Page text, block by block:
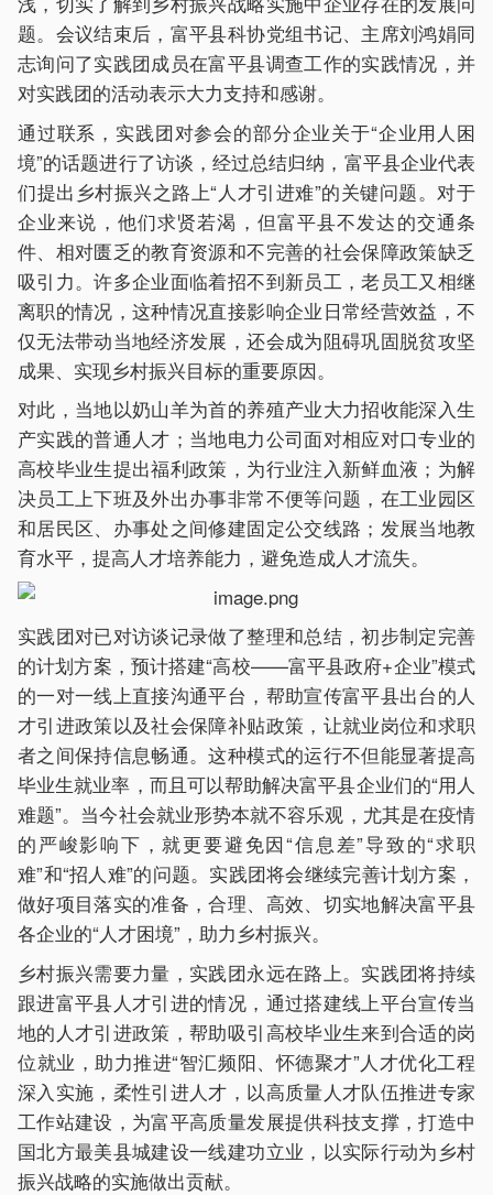
题。会议结束后，富平县科协党组书记、主席刘鸿娟同
志询问了实践团成员在富平县调查工作的实践情况，并
对实践团的活动表示大力支持和感谢。
通过联系，实践团对参会的部分企业关于“企业用人困
境”的话题进行了访谈，经过总结归纳，富平县企业代表
们提出乡村振兴之路上“人才引进难”的关键问题。对于
企业来说，他们求贤若渴，但富平县不发达的交通条
件、相对匮乏的教育资源和不完善的社会保障政策缺乏
吸引力。许多企业面临着招不到新员工，老员工又相继
离职的情况，这种情况直接影响企业日常经营效益，不
仅无法带动当地经济发展，还会成为阻碍巩固脱贫攻坚
成果、实现乡村振兴目标的重要原因。
对此，当地以奶山羊为首的养殖产业大力招收能深入生
产实践的普通人才；当地电力公司面对相应对口专业的
高校毕业生提出福利政策，为行业注入新鲜血液；为解
决员工上下班及外出办事非常不便等问题，在工业园区
和居民区、办事处之间修建固定公交线路；发展当地教
育水平，提高人才培养能力，避免造成人才流失。
实践团对已对访谈记录做了整理和总结，初步制定完善
的计划方案，预计搭建“高校——富平县政府+企业”模式
的一对一线上直接沟通平台，帮助宣传富平县出台的人
才引进政策以及社会保障补贴政策，让就业岗位和求职
者之间保持信息畅通。这种模式的运行不但能显著提高
毕业生就业率，而且可以帮助解决富平县企业们的“用人
难题”。当今社会就业形势本就不容乐观，尤其是在疫情
的严峻影响下，就更要避免因“信息差”导致的“求职
难”和“招人难”的问题。实践团将会继续完善计划方案，
做好项目落实的准备，合理、高效、切实地解决富平县
各企业的“人才困境”，助力乡村振兴。
乡村振兴需要力量，实践团永远在路上。实践团将持续
跟进富平县人才引进的情况，通过搭建线上平台宣传当
地的人才引进政策，帮助吸引高校毕业生来到合适的岗
位就业，助力推进“智汇频阳、怀德聚才”人才优化工程
深入实施，柔性引进人才，以高质量人才队伍推进专家
工作站建设，为富平高质量发展提供科技支撑，打造中
国北方最美县城建设一线建功立业，以实际行动为乡村
振兴战略的实施做出贡献。